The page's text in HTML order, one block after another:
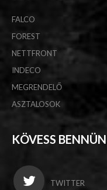
FALCO
FOREST
NETTFRONT
INDECO
MEGRENDELŐ
ASZTALOSOK
KÖVESS
TWITTER